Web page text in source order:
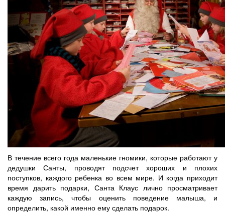
В течение всего года маленькие гномики, которые работают у
дедушки Санты, проводят подсчет хороших и плохих
поступков, каждого ребенка во всем мире. И когда приходит
время дарить подарки, Санта Клаус лично просматривает
каждую запись, чтобы оценить поведение малыша, и
определить, какой именно ему сделать подарок.